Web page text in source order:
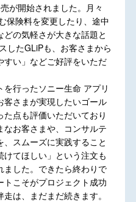
が開始されました。月々
保険料を変更したり、途中
の気軽さが大きな話題と
したGLiPも、お客さまから
すい」などご好評をいただ
行ったソニー生命 アプリ
客さまが実現したいゴール
点も評価いただいており
なお客さまや、コンサルテ
スムーズに実践すること
てほしい」という注文も
ました。できたら終わりで
こそがプロジェクト成功
は、まだまだ続きます。